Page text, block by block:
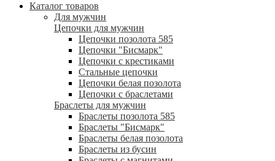
Каталог товаров
Для мужчин
Цепочки для мужчин
Цепочки позолота 585
Цепочки "Бисмарк"
Цепочки с крестиками
Стальные цепочки
Цепочки белая позолота
Цепочки с браслетами
Браслеты для мужчин
Браслеты позолота 585
Браслеты "Бисмарк"
Браслеты белая позолота
Браслеты из бусин